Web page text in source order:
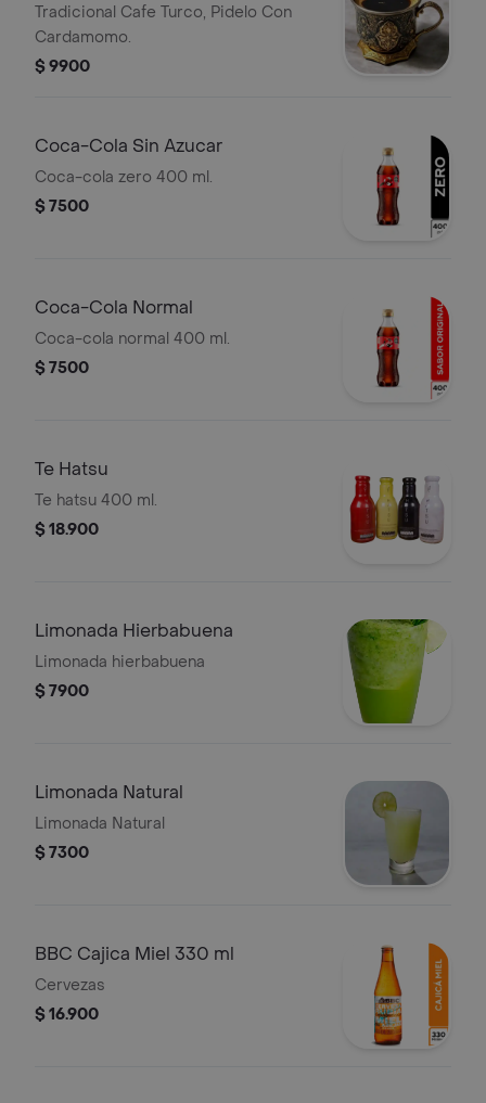
Tradicional Cafe Turco, Pidelo Con
Cardamomo.
$ 9900
Coca-Cola Sin Azucar
Coca-cola zero 400 ml.
$ 7500
Coca-Cola Normal
Coca-cola normal 400 ml.
$ 7500
Te Hatsu
Te hatsu 400 ml.
$ 18.900
Limonada Hierbabuena
Limonada hierbabuena
$ 7900
Limonada Natural
Limonada Natural
$ 7300
BBC Cajica Miel 330 ml
Cervezas
$ 16.900